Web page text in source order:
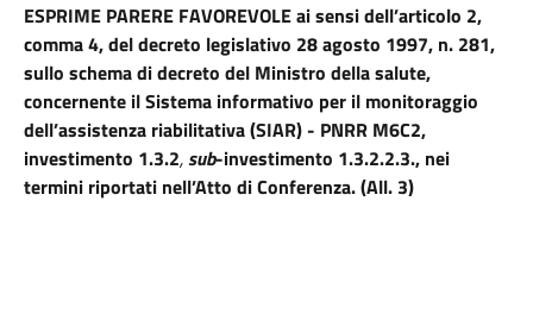
ESPRIME PARERE FAVOREVOLEai sensi dell’articolo 2,
comma 4, del decreto legislativo 28 agosto 1997, n. 281,
sullo schema di decreto del Ministro della salute,
concernente il Sistema informativo per il monitoraggio
dell’assistenza riabilitativa (SIAR) - PNRR M6C2,
investimento 1.3.2,sub-investimento 1.3.2.2.3., nei
termini riportati nell’Atto di Conferenza. (All. 3)